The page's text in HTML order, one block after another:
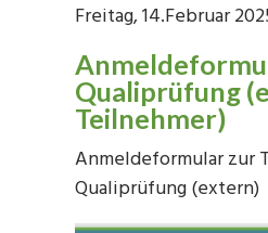
Freitag, 14.Februar
Qualiprüfung
Teilnehmer)
Anmeldeformular zur
Qualiprüfung (extern)